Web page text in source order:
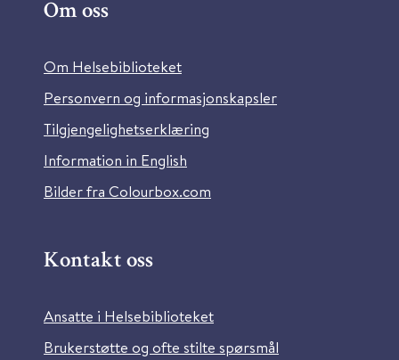
Om oss
Om Helsebiblioteket
Personvern og informasjonskapsler
Tilgjengelighetserklæring
Information in English
Bilder fra Colourbox.com
Kontakt oss
Ansatte i Helsebiblioteket
Brukerstøtte og ofte stilte spørsmål